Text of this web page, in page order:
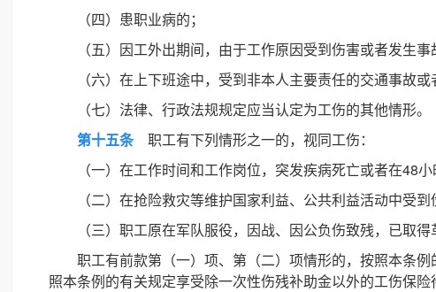
（四）患职业病的；
（五）因工外出期间，由于工作原因受到伤害或者发生事
（六）在上下班途中，受到非本人主要责任的交通事故
（七）法律、行政法规规定应当认定为工伤的其他情形。
第十五条职工有下列情形之一的，视同工伤：
（一）在工作时间和工作岗位，突发疾病死亡或者在48
（二）在抢险救灾等维护国家利益、公共利益活动中受到
（三）职工原在军队服役，因战、因公负伤致残，已取
职工有前款第（一）项、第（二）项情形的，按照本条
照本条例的有关规定享受除一次性伤残补助金以外的工伤保险